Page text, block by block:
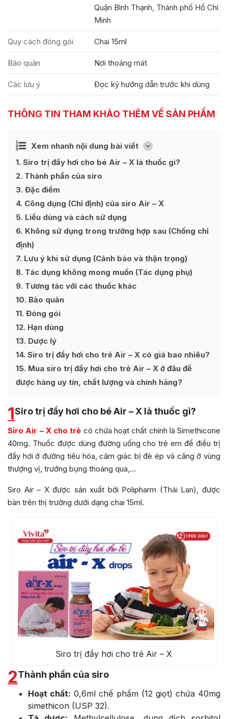
Quận Bình Thạnh, Thành phố Hồ Chí
Minh
Quy cách đóng gói Chai 15ml
Bảo quản Nơi thoáng mát
Các lưu ý Đọc kỹ hướng dẫn trước khi dùng
THÔNG TIN THAM KHẢO THÊM VỀ SẢN PHẨM
Xem nhanh nội dung bài viết [
Ẩn
1 Siro trị đầy hơi cho bé Air – X là thuốc gì?
2 Thành phần của siro
3 Đặc điểm
4 Công dụng (Chỉ định) của siro Air – X
5 Liều dùng và cách sử dụng
6 Không sử dụng trong trường hợp sau (Chống chỉ
định)
7 Lưu ý khi sử dụng (Cảnh báo và thận trọng)
8 Tác dụng không mong muốn (Tác dụng phụ)
9 Tương tác với các thuốc khác
10 Bảo quản
11 Đóng gói
12 Hạn dùng
13 Dược lý
14 Siro trị đầy hơi cho trẻ Air – X có giá bao nhiêu?
15 Mua siro trị đầy hơi cho trẻ Air – X ở đâu để
được hàng uy tín, chất lượng và chính hãng?
1Siro trị đầy hơi cho bé Air – X là thuốc gì?
Siro Air – X cho trẻ có chứa hoạt chất chính là Simethicone
40mg. Thuốc được dùng đường uống cho trẻ em để điều trị
đầy hơi ở đường tiêu hóa, cảm giác bị đè ép và căng ở vùng
thượng vị, trướng bụng thoáng qua,…
Siro Air – X được sản xuất bởi Polipharm (Thái Lan), được
bán trên thị trường dưới dạng chai 15ml.
Siro trị đầy hơi cho trẻ Air – X
2Thành phần của siro
Hoạt chất: 0,6ml chế phẩm (12 giọt) chứa 40mg
simethicon (USP 32).